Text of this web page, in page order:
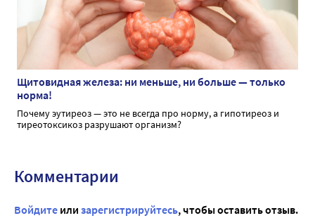
Щитовидная железа: ни меньше, ни больше — только
норма!
Почему эутиреоз — это не всегда про норму, а гипотиреоз и
тиреотоксикоз разрушают организм?
Комментарии
Войдите или зарегистрируйтесь, чтобы оставить отзыв.